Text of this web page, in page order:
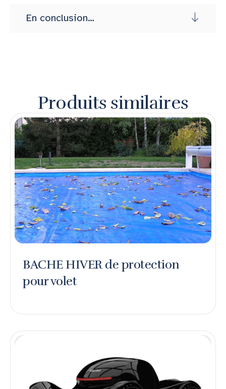
En conclusion…
Produits similaires
BACHE HIVER de protection
pour volet